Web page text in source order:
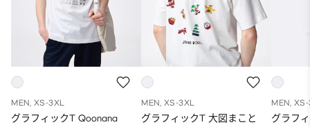
MEN, XS-3XL
グラフィックT Qoonana
MEN, XS-3XL
グラフィックT 大図まこと
MEN,
グラフ